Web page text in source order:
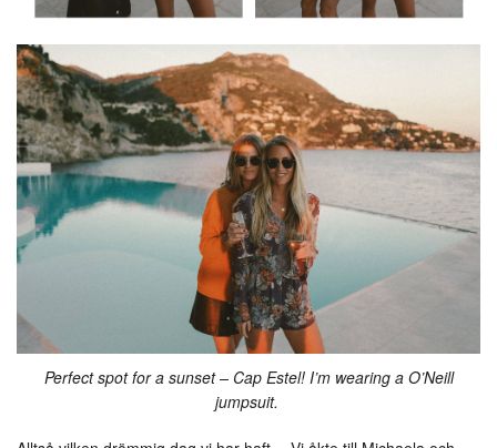
Perfect spot for a sunset – Cap Estel! I’m wearing a O’Neill
jumpsuit.